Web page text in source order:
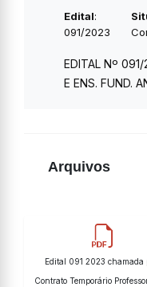
Edital:
091/2023
EDITAL Nº 091/
E ENS. FUND.
Arquivos
Edital 091 2023 chamada
Contrato Temporário